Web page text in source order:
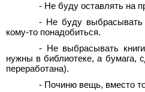
- Не буду оставлять на
- Не буду выбрасывать
кому-то понадобиться.
- Не выбрасывать
нужны в библиотеке, а бумага,
переработана).
- Починю вещь, вместо